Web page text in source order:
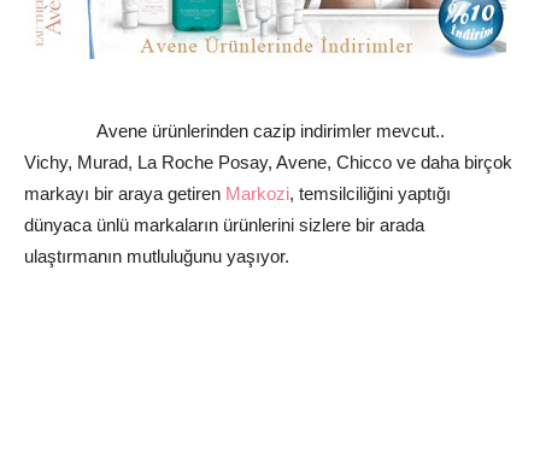
Avene ürünlerinden cazip indirimler mevcut..
Vichy, Murad, La Roche Posay, Avene, Chicco ve daha birçok
markayı bir araya getiren Markozi, temsilciliğini yaptığı
dünyaca ünlü markaların ürünlerini sizlere bir arada
ulaştırmanın mutluluğunu yaşıyor.